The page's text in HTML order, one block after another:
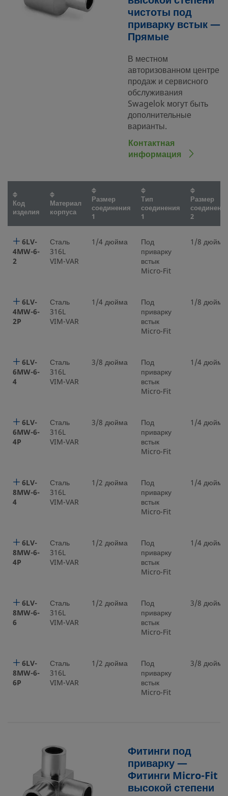
чистоты под
приварку встык —
Прямые
В местном
авторизованном центре
продаж и сервисного
обслуживания
Swagelok могут быть
дополнительные
варианты.
Контактная
информация
Код
изделия
Материал
корпуса
Размер
соединения
1
Тип
соединения
1
Размер
2
6LV-
4MW-6-
2
Сталь
316L
VIM-VAR
1/4 дюйма
Под
приварку
встык
Micro-Fit
1/8 дюйма
6LV-
4MW-6-
2P
Сталь
316L
VIM-VAR
1/4 дюйма
Под
приварку
встык
Micro-Fit
1/8 дюйма
6LV-
6MW-6-
4
Сталь
316L
VIM-VAR
3/8 дюйма
Под
приварку
встык
Micro-Fit
1/4 дюйма
6LV-
6MW-6-
4P
Сталь
316L
VIM-VAR
3/8 дюйма
Под
приварку
встык
Micro-Fit
1/4 дюйма
6LV-
8MW-6-
4
Сталь
316L
VIM-VAR
1/2 дюйма
Под
приварку
встык
Micro-Fit
1/4 дюйма
6LV-
8MW-6-
4P
Сталь
316L
VIM-VAR
1/2 дюйма
Под
приварку
встык
Micro-Fit
1/4 дюйма
6LV-
8MW-6-
6
Сталь
316L
VIM-VAR
1/2 дюйма
Под
приварку
встык
Micro-Fit
3/8 дюйма
6LV-
8MW-6-
6P
Сталь
316L
VIM-VAR
1/2 дюйма
Под
приварку
встык
Micro-Fit
3/8 дюйма
Фитинги под
приварку —
Фитинги Micro-Fit
высокой степени